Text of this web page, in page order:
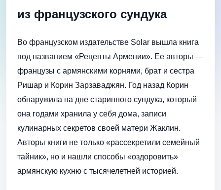
из французского сундука
Во французском издательстве Solar вышла книга
под названием «Рецепты Армении». Ее авторы —
французы с армянскими корнями, брат и сестра
Ришар и Корин Зарзаваджян. Год назад Корин
обнаружила на дне старинного сундука, который
она годами хранила у себя дома, записи
кулинарных секретов своей матери Жаклин.
Авторы книги не только «рассекретили семейный
тайник», но и нашли способы «оздоровить»
армянскую кухню с тысячелетней историей.